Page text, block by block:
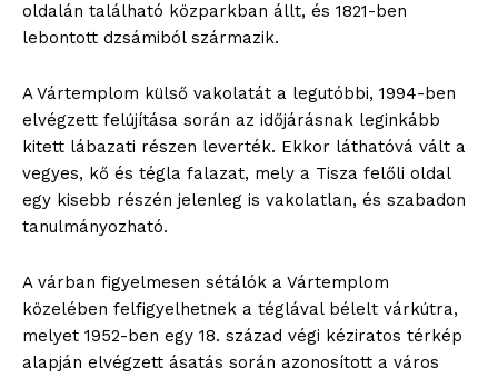
oldalán található közparkban állt, és 1821-ben
lebontott dzsámiból származik.
A Vártemplom külső vakolatát a legutóbbi, 1994-ben
elvégzett felújítása során az időjárásnak leginkább
kitett lábazati részen leverték. Ekkor láthatóvá vált a
vegyes, kő és tégla falazat, mely a Tisza felőli oldal
egy kisebb részén jelenleg is vakolatlan, és szabadon
tanulmányozható.
A várban figyelmesen sétálók a Vártemplom
közelében felfigyelhetnek a téglával bélelt várkútra,
melyet 1952-ben egy 18. század végi kéziratos térkép
alapján elvégzett ásatás során azonosított a város